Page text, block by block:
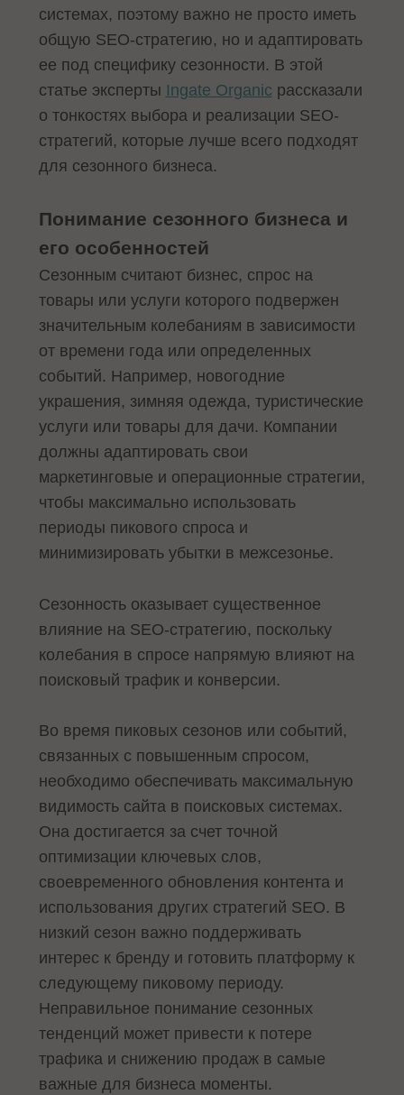
системах, поэтому важно не просто иметь
общую SEO-стратегию, но и адаптировать
ее под специфику сезонности. В этой
статье эксперты Ingate Organic рассказали
о тонкостях выбора и реализации SEO-
стратегий, которые лучше всего подходят
для сезонного бизнеса.
Понимание сезонного бизнеса и
его особенностей
Сезонным считают бизнес, спрос на
товары или услуги которого подвержен
значительным колебаниям в зависимости
от времени года или определенных
событий. Например, новогодние
украшения, зимняя одежда, туристические
услуги или товары для дачи. Компании
должны адаптировать свои
маркетинговые и операционные стратегии,
чтобы максимально использовать
периоды пикового спроса и
минимизировать убытки в межсезонье.
Сезонность оказывает существенное
влияние на SEO-стратегию, поскольку
колебания в спросе напрямую влияют на
поисковый трафик и конверсии.
Во время пиковых сезонов или событий,
связанных с повышенным спросом,
необходимо обеспечивать максимальную
видимость сайта в поисковых системах.
Она достигается за счет точной
оптимизации ключевых слов,
своевременного обновления контента и
использования других стратегий SEO. В
низкий сезон важно поддерживать
интерес к бренду и готовить платформу к
следующему пиковому периоду.
Неправильное понимание сезонных
тенденций может привести к потере
трафика и снижению продаж в самые
важные для бизнеса моменты.